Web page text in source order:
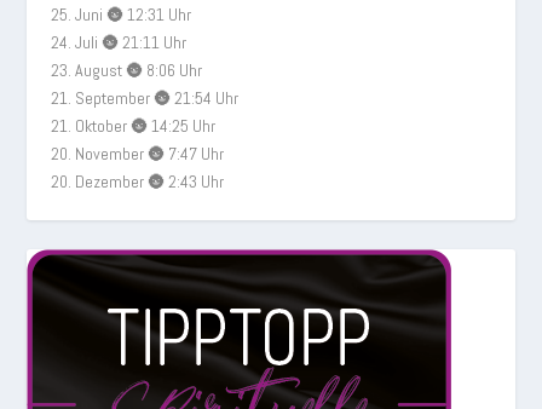
25. Juni 🌚 12:31 Uhr
24. Juli 🌚 21:11 Uhr
23. August 🌚 8:06 Uhr
21. September 🌚 21:54 Uhr
21. Oktober 🌚 14:25 Uhr
20. November 🌚 7:47 Uhr
20. Dezember 🌚 2:43 Uhr